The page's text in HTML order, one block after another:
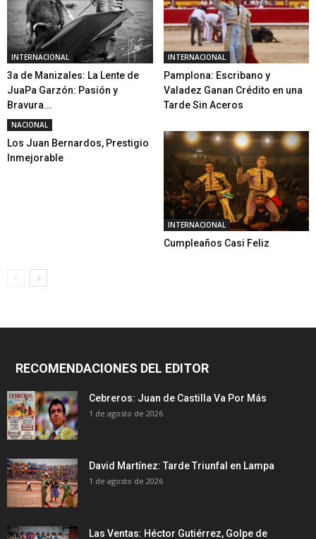
INTERNACIONAL
3a de Manizales: La Lente de
JuaPa Garzón: Pasión y
Bravura...
INTERNACIONAL
Pamplona: Escribano y
Valadez Ganan Crédito en una
Tarde Sin Aceros
NACIONAL
Los Juan Bernardos, Prestigio
Inmejorable
INTERNACIONAL
Cumpleaños Casi Feliz
RECOMENDACIONES DEL EDITOR
Cebreros: Juan de Castilla Va Por Más
1 de agosto de 2026
David Martínez: Tarde Triunfal en Lampa
1 de agosto de 2026
Las Ventas: Héctor Gutiérrez, Golpe de